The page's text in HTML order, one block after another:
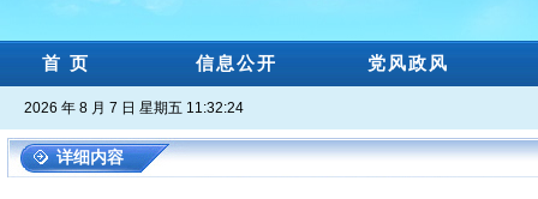
首 页 信息公开 党风政风
2026 年 8 月 7 日 星期五 11:32:25
详细内容